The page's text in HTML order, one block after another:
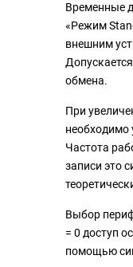
Временные
«Режим
внешним
обмена.
При
необходимо
Частота
записи это
Выбор
= 0 доступ
помощью